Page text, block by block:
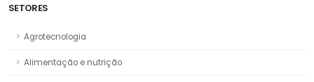
SETORES
Agrotecnologia
Alimentação e nutrição